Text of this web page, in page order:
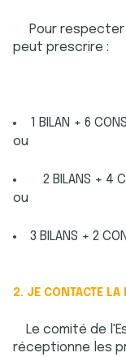
Pour respecter
peut prescrire :
1 BILAN + 6
ou
2 BILANS + 4
ou
3 BILANS + 2
2. JE CONTACTE LA
Le comité de
réceptionne les